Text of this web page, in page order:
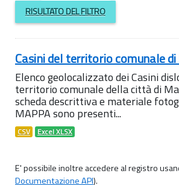
RISULTATO DEL FILTRO
Casini del territorio comunale
Elenco geolocalizzato dei Casini
territorio comunale della città di
scheda descrittiva e materiale
MAPPA sono presenti...
CSV Excel XLSX
E' possibile inoltre accedere al registro
Documentazione API).